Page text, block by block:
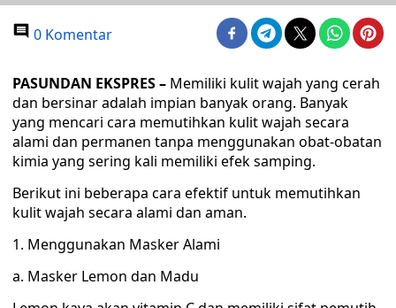
0 Komentar
PASUNDAN EKSPRES – Memiliki kulit wajah yang cerah
dan bersinar adalah impian banyak orang. Banyak
yang mencari cara memutihkan kulit wajah secara
alami dan permanen tanpa menggunakan obat-obatan
kimia yang sering kali memiliki efek samping.
Berikut ini beberapa cara efektif untuk memutihkan
kulit wajah secara alami dan aman.
1. Menggunakan Masker Alami
a. Masker Lemon dan Madu